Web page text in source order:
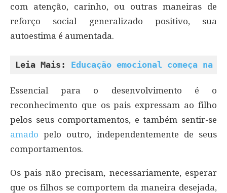
com atenção, carinho, ou outras maneiras de
reforço social generalizado positivo, sua
autoestima é aumentada.
Leia Mais: Educação emocional começa na
Essencial para o desenvolvimento é o
reconhecimento que os pais expressam ao filho
pelos seus comportamentos, e também sentir-se
amado pelo outro, independentemente de seus
comportamentos.
Os pais não precisam, necessariamente, esperar
que os filhos se comportem da maneira desejada,